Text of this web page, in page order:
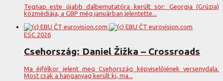
Tegnap este újabb dalbemutatóra került sor: Georgia (Grúzia)
közmédiája, a GBP még januárban jelentette...
ESC 2026
Csehország: Daniel Žižka – Crossroads
Ma éjfélkor jelent meg Csehország képviselőjének versenydala.
Most csak a hanganyag került ki, ma...